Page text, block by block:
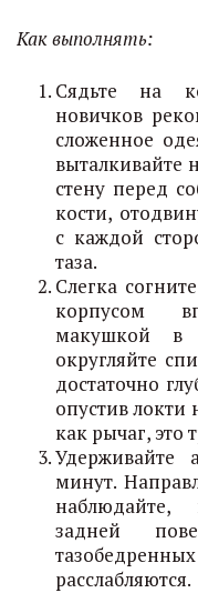
Как выполнять:
Сядьте на
новичков
сложенное
выталкивайте
стену перед
кости,
с каждой
таза.
Слегка
корпусом
макушкой в
округляйте
достаточно
опустив локти
как рычаг, это
Удерживайте
минут.
задней
расслабляются.